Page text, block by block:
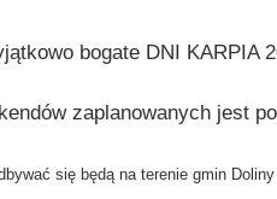
bogate DNI KARPIA
zaplanowanych jest
się będą na terenie gmin